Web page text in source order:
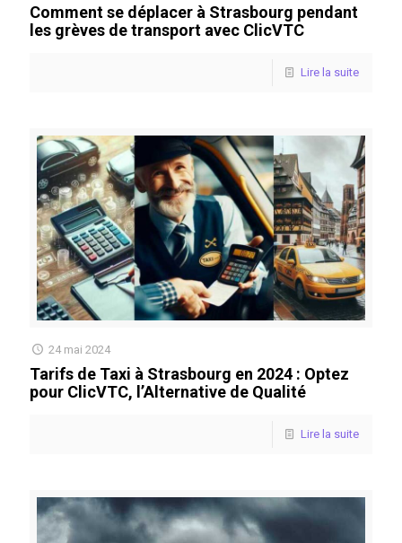
Comment se déplacer à Strasbourg pendant
les grèves de transport avec ClicVTC
Lire la suite
24 mai 2024
Tarifs de Taxi à Strasbourg en 2024 : Optez
pour ClicVTC, l’Alternative de Qualité
Lire la suite